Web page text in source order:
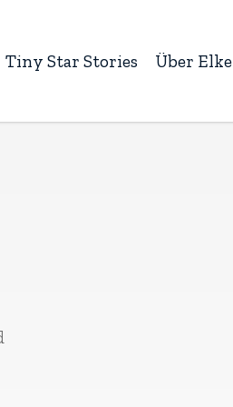
Tiny Star Stories Über Elke